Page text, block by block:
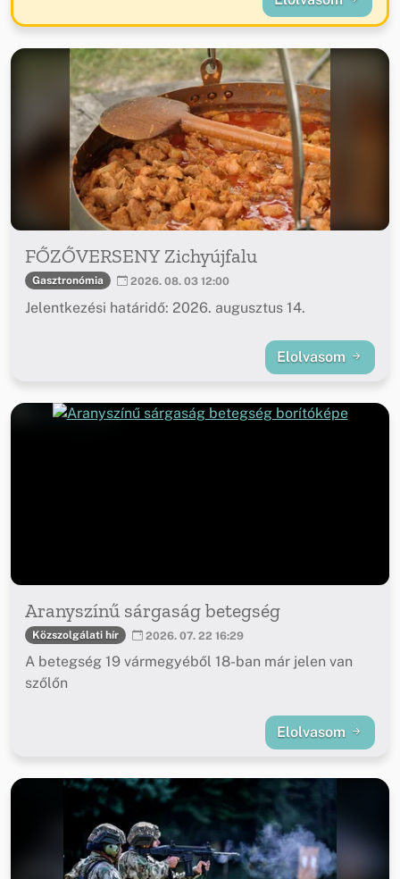
FŐZŐVERSENY Zichyújfalu
Gasztronómia 2026. 08. 03 12:00
Jelentkezési határidő: 2026. augusztus 14.
Elolvasom
Aranyszínű sárgaság betegség
Közszolgálati hír 2026. 07. 22 16:29
A betegség 19 vármegyéből 18-ban már jelen van
szőlőn
Elolvasom